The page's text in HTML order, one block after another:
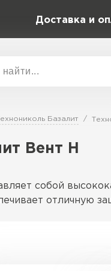
Доставка и
Базалит
Вент Н
собой
отличную
материалов,